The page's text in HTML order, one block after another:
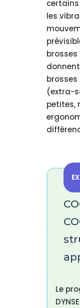
les
brosses
(extra-
petites,
Le